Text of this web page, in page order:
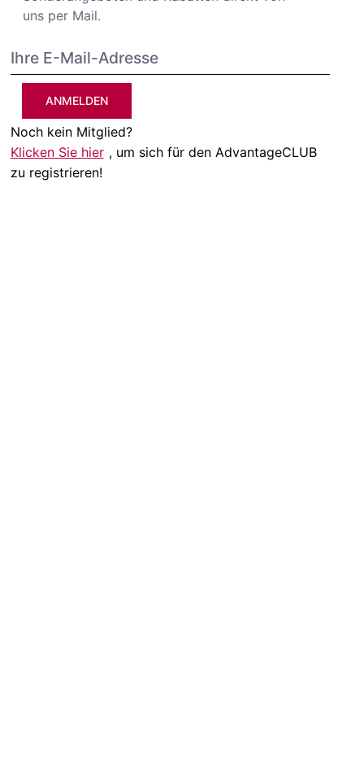
uns per Mail.
ANMELDEN
Noch kein Mitglied?
Klicken Sie hier , um sich für den AdvantageCLUB
zu registrieren!